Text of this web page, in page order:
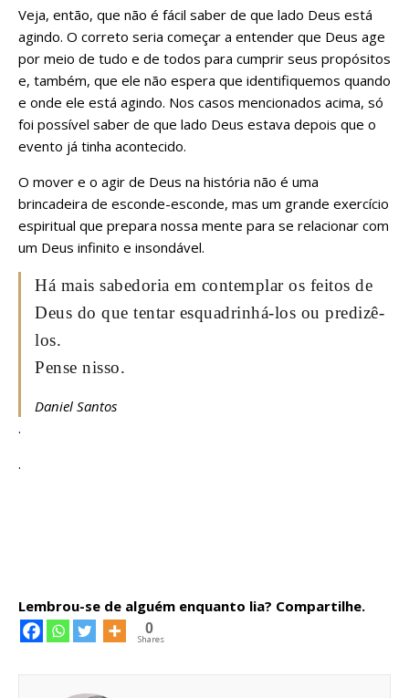
Veja, então, que não é fácil saber de que lado Deus está
agindo. O correto seria começar a entender que Deus age
por meio de tudo e de todos para cumprir seus propósitos
e, também, que ele não espera que identifiquemos quando
e onde ele está agindo. Nos casos mencionados acima, só
foi possível saber de que lado Deus estava depois que o
evento já tinha acontecido.
O mover e o agir de Deus na história não é uma
brincadeira de esconde-esconde, mas um grande exercício
espiritual que prepara nossa mente para se relacionar com
um Deus infinito e insondável.
Há mais sabedoria em contemplar os feitos de
Deus do que tentar esquadrinhá-los ou predizê-
los.
Pense nisso.
Daniel Santos
.
.
Lembrou-se de alguém enquanto lia? Compartilhe.
0
Shares